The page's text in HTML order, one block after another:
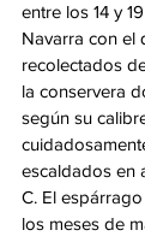
entre los 14 y
Navarra con el
recolectados
la conservera
según su
escaldados en
C. El
los meses de